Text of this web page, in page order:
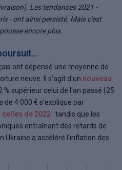
Les tendances 2021 -
- ont ainsi persisté. Mais c'est
encore plus.
ont dépensé une moyenne de
neuve. Il s'agit d'un nouveau
% supérieur celui de l'an passé (25
de 4 000 € s'explique par
celles de 2022 : tandis que les
entraînant des retards de
Ukraine a accéléré l'inflation des